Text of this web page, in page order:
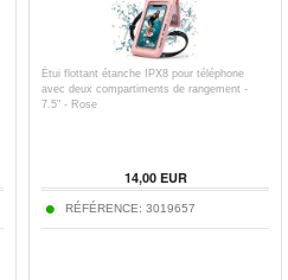
Étui flottant étanche IPX8 pour téléphone
avec deux compartiments de rangement -
7.5" - Rose
14,00EUR
RÉFÉRENCE: 3019657